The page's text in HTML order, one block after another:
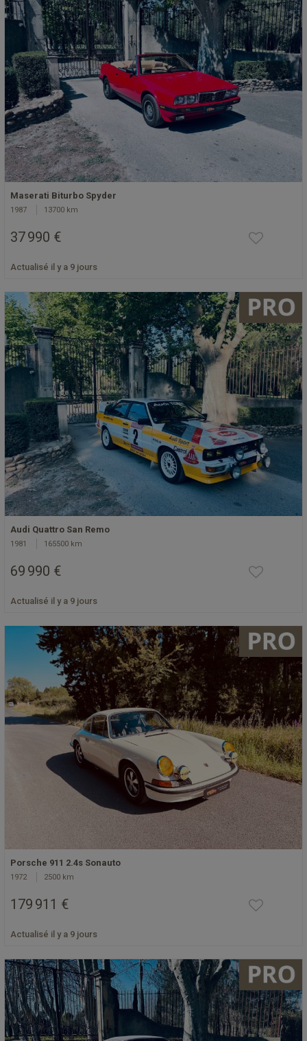
Maserati Biturbo Spyder
1987 13700 km
37 990 €
Actualisé il y a 9 jours
Audi Quattro San Remo
1981 165500 km
69 990 €
Actualisé il y a 9 jours
Porsche 911 2.4s Sonauto
1972 2500 km
179 911 €
Actualisé il y a 9 jours